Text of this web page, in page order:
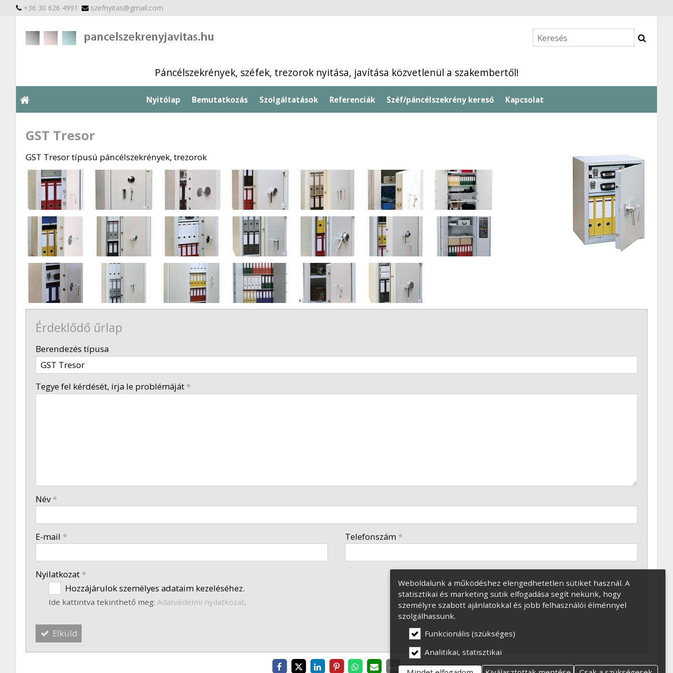
+36 30 626 4991 szefnyitas@gmail.com
Páncélszekrények, széfek, trezorok nyitása, javítása közvetlenül a szakembertől!
Nyitólap Bemutatkozás Szolgáltatások Referenciák Széf/páncélszekrény kereső Kapcsolat
GST Tresor
GST Tresor típusú páncélszekrények, trezorok
Érdeklődő űrlap
-
Berendezés típusa
Tegye fel kérdését, írja le problémáját *
Név*
E-mail * Telefonszám *
Nyilatkozat *
Hozzájárulok személyes adataim kezeléséhez.
Ide kattintva tekinthető meg: Adatvédelmi nyilatkozat.
Elküld
Weboldalunk a működéshez elengedhetetlen sütiket használ. A
statisztikai és marketing sütik elfogadása segít nekünk, hogy
személyre szabott ajánlatokkal és jobb felhasználói élménnyel
szolgálhassunk.
Funkcionális (szükséges)
Analitikai, statisztikai